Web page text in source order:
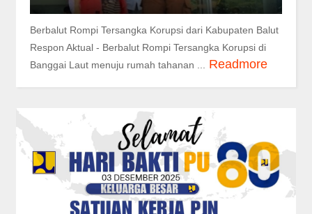
Berbalut Rompi Tersangka Korupsi dari Kabupaten Balut
Respon Aktual - Berbalut Rompi Tersangka Korupsi di
Banggai Laut menuju rumah tahanan ...
Readmore